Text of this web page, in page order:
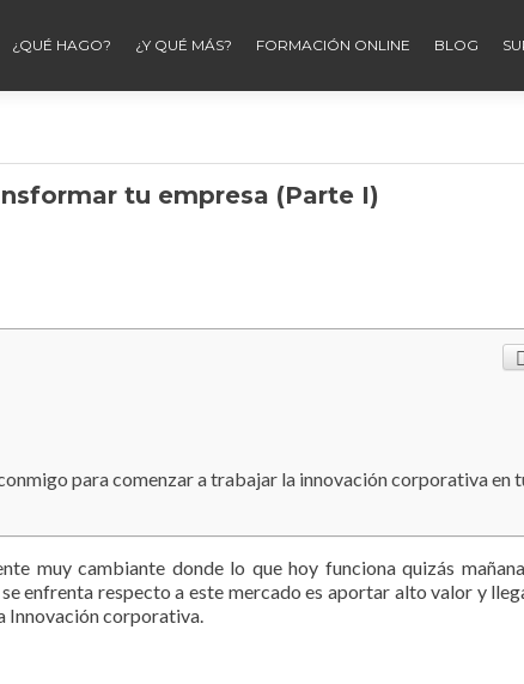
¿QUÉ HAGO? ¿Y QUÉ MÁS? FORMACIÓN ONLINE BLOG
tu empresa (Parte I)
para comenzar a trabajar la innovación corporativa en
muy cambiante donde lo que hoy funciona quizás
enfrenta respecto a este mercado es aportar alto valor y
Innovación corporativa.